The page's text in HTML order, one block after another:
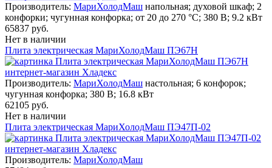
Производитель: МариХолодМаш напольная; духовой шкаф; 2
конфорки; чугунная конфорка; от 20 до 270 °С; 380 В; 9.2 кВт
65837 руб.
Нет в наличии
Плита электрическая МариХолодМаш ПЭ67Н
Производитель: МариХолодМаш настольная; 6 конфорок;
чугунная конфорка; 380 В; 16.8 кВт
62105 руб.
Нет в наличии
Плита электрическая МариХолодМаш ПЭ47П-02
Производитель: МариХолодМаш